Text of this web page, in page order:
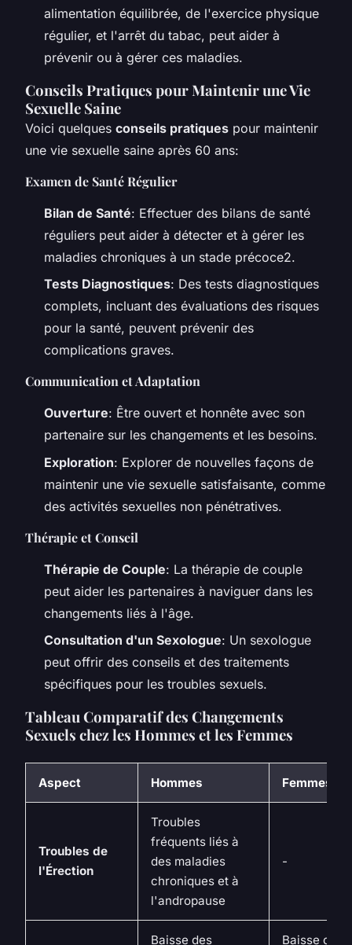
alimentation équilibrée, de l'exercice physique
régulier, et l'arrêt du tabac, peut aider à
prévenir ou à gérer ces maladies.
Conseils Pratiques pour Maintenir une Vie
Sexuelle Saine
Voici quelques conseils pratiques pour maintenir
une vie sexuelle saine après 60 ans:
Examen de Santé Régulier
Bilan de Santé: Effectuer des bilans de santé
réguliers peut aider à détecter et à gérer les
maladies chroniques à un stade précoce2.
Tests Diagnostiques: Des tests diagnostiques
complets, incluant des évaluations des risques
pour la santé, peuvent prévenir des
complications graves.
Communication et Adaptation
Ouverture: Être ouvert et honnête avec son
partenaire sur les changements et les besoins.
Exploration: Explorer de nouvelles façons de
maintenir une vie sexuelle satisfaisante, comme
des activités sexuelles non pénétratives.
Thérapie et Conseil
Thérapie de Couple: La thérapie de couple
peut aider les partenaires à naviguer dans les
changements liés à l'âge.
Consultation d'un Sexologue: Un sexologue
peut offrir des conseils et des traitements
spécifiques pour les troubles sexuels.
Tableau Comparatif des Changements
Sexuels chez les Hommes et les Femmes
Aspect Hommes Femmes
Troubles de
l'Érection
Troubles
fréquents liés à
des maladies
chroniques et à
l'andropause
-
Baisse des Baisse des